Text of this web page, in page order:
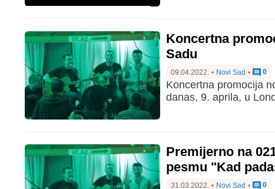
Koncertna
Sadu
09.04.2022. • Novi Sad • 0
Koncertna promocija
danas, 9. aprila, u
Premijerno na
pesmu "Kad
31.03.2022. • Novi Sad • 0